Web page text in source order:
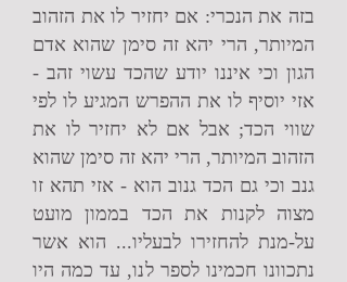
בזה את הנכרי: אם יחזיר לו את הזהוב
המיותר, הרי יהא זה סימן שהוא אדם
הגון וכי איננו יודע שהכד עשוי זהב -
אזי יוסיף לו את ההפרש המגיע לו לפי
שווי הכד; אבל אם לא יחזיר לו את
הזהוב המיותר, הרי יהא זה סימן שהוא
גנב וכי גם הכד גנוב הוא - אזי תהא זו
מצוה לקנות את הכד בממון מועט
על-מנת להחזירו לבעליו... הוא אשר
נתכוונו חכמינו לספר לנו, עד כמה היו